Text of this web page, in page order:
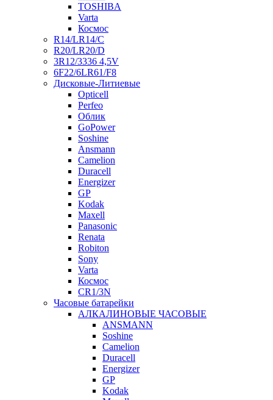
TOSHIBA
Varta
Космос
R14/LR14/C
R20/LR20/D
3R12/3336 4,5V
6F22/6LR61/F8
Дисковые-Литиевые
Opticell
Perfeo
Облик
GoPower
Soshine
Ansmann
Camelion
Duracell
Energizer
GP
Kodak
Maxell
Panasonic
Renata
Robiton
Sony
Varta
Космос
CR1/3N
Часовые батарейки
АЛКАЛИНОВЫЕ ЧАСОВЫЕ
ANSMANN
Soshine
Camelion
Duracell
Energizer
GP
Kodak